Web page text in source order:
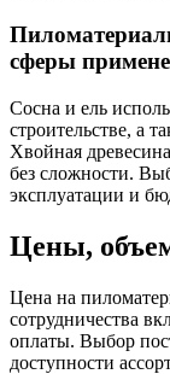
сферы
Сосна и ель
строительстве, а
Хвойная
без сложности.
эксплуатации и
Цены,
Цена на
сотрудничества
оплаты. Выбор
доступности